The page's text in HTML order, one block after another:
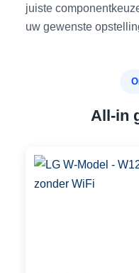
juiste
uw gewenste
All-in